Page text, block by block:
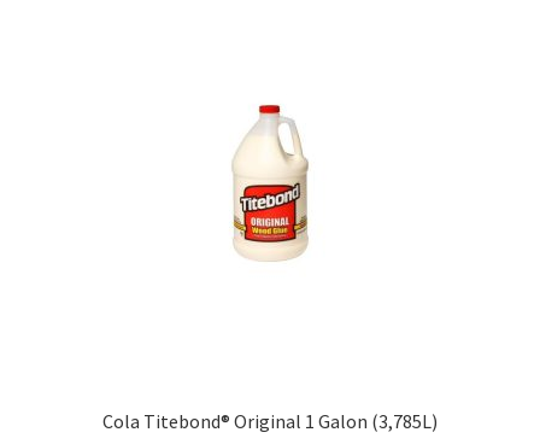
Cola Titebond® Original 1 Galon (3,785L)